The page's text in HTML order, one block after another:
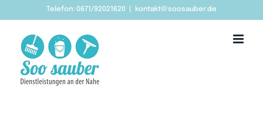
springen
Telefon: 0671/92021620 kontakt@soosauber.de